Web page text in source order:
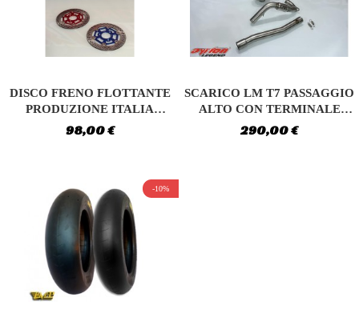
DISCO FRENO FLOTTANTE
PRODUZIONE ITALIA
MINIGP - PITBIKE
98,00 €
SCARICO LM T7 PASSAGGIO
ALTO CON TERMINALE
TITANIO
290,00 €
-10%